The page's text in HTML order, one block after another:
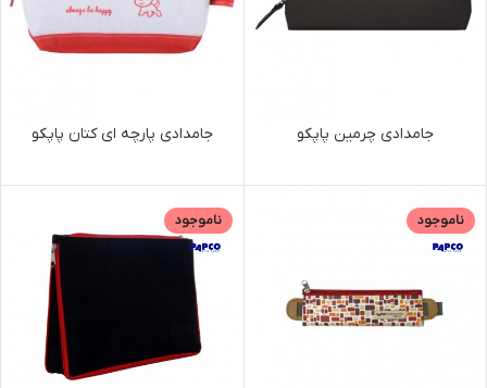
جامدادی چرمین پاپکو جامدادی پارچه ای کتان پاپکو
ناموجود ناموجود